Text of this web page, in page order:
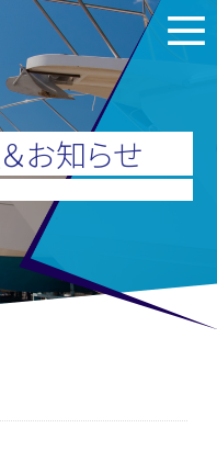
お知らせ